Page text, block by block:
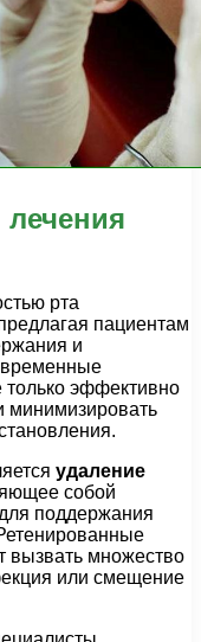
рта
пациентам
и
только эффективно
минимизировать
удаление
собой
поддержания
вызвать множество
или смещение